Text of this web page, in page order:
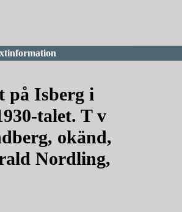
på Isberg i
talet. T v
okänd,
Nordling,